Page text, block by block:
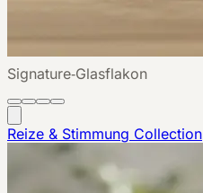
Signature‑Glasflakon
Reize & Stimmung Collection